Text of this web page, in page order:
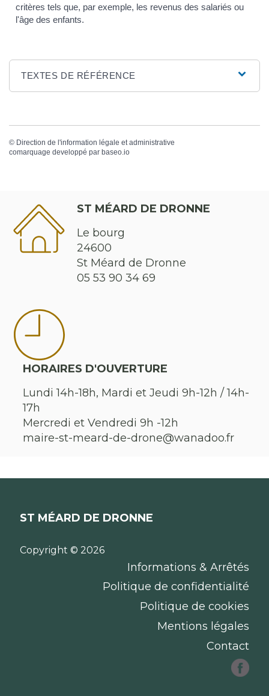
critères tels que, par exemple, les revenus des salariés ou
l'âge des enfants.
TEXTES DE RÉFÉRENCE
© Direction de l'information légale et administrative
comarquage developpé par baseo.io
ST MÉARD DE DRONNE
Le bourg
24600
St Méard de Dronne
05 53 90 34 69
HORAIRES D'OUVERTURE
Lundi 14h-18h, Mardi et Jeudi 9h-12h / 14h-
17h
Mercredi et Vendredi 9h -12h
maire-st-meard-de-drone@wanadoo.fr
ST MÉARD DE DRONNE
Copyright © 2026
Informations & Arrêtés
Politique de confidentialité
Politique de cookies
Mentions légales
Contact